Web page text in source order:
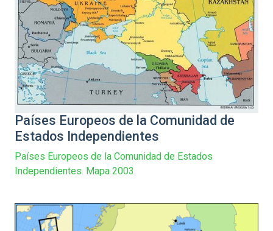
Países Europeos de la Comunidad de
Estados Independientes
Países Europeos de la Comunidad de Estados
Independientes. Mapa 2003.